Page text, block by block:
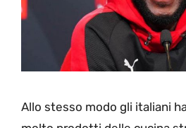
Allo stesso modo gli italiani